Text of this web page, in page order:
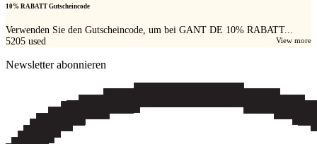
10% RABATT Gutscheincode
Verwenden Sie den Gutscheincode, um bei GANT DE 10% RABATT...
View more
5205 used
Newsletter abonnieren